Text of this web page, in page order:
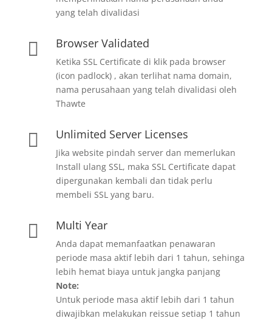
yang telah divalidasi
 Browser Validated
Ketika SSL Certificate di klik pada browser
(icon padlock) , akan terlihat nama domain,
nama perusahaan yang telah divalidasi oleh
Thawte
 Unlimited Server Licenses
Jika website pindah server dan memerlukan
Install ulang SSL, maka SSL Certificate dapat
dipergunakan kembali dan tidak perlu
membeli SSL yang baru.
 Multi Year
Anda dapat memanfaatkan penawaran
periode masa aktif lebih dari 1 tahun, sehinga
lebih hemat biaya untuk jangka panjang
Note:
Untuk periode masa aktif lebih dari 1 tahun
diwajibkan melakukan reissue setiap 1 tahun